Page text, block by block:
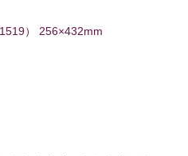
1519） 256×432mm